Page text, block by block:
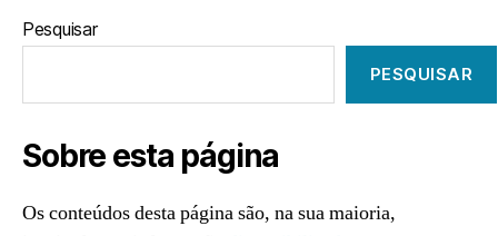
Pesquisar
PESQUISAR
Sobre esta página
Os conteúdos desta página são, na sua maioria,